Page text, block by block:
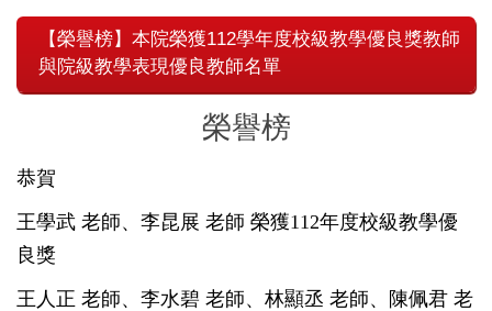
【榮譽榜】本院榮獲112學年度校級教學優良獎教師
與院級教學表現優良教師名單
榮譽榜
恭賀
王學武 老師、李昆展 老師 榮獲112年度校級教學優
良獎
王人正 老師、李水碧 老師、林顯丞 老師、陳佩君 老